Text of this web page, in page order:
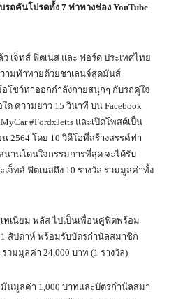
รถคันโปรดทั้ง 7 ท่าทางช่อง YouTube
เจ็ทส์ ฟิตเนส และ ฟอร์ด ประเทศไทย
ามท้าทายด้วยชาเลนจ์สุดมันส์
อโชว์ท่าออกกำลังกายสนุกๆ กับรถคู่ใจ
ความยาว 15 วินาที บน Facebook
#FordxJetts และเปิดโพสต์เป็น
2564 โดย 10 วิดีโอที่สร้างสรรค์ท่า
นานโดนใจกรรมการที่สุด จะได้รับ
จ็ทส์ ฟิตเนสถึง 10 รางวัล รวมมูลค่าทั้ง
เทเนียม พลัส ไปเป็นเพื่อนคู่ฟิตพร้อม
สัปดาห์ พร้อมรับบัตรกำนัลสมาชิก
วมมูลค่า 24,000 บาท (1 รางวัล)
นมูลค่า 1,000 บาทและบัตรกำนัลสมา